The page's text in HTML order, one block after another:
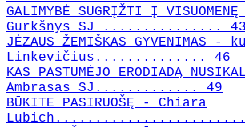
GALIMYBĖ SUGRĮŽTI Į
Gurkšnys SJ ............... 43
JĖZAUS ŽEMIŠKAS GYVENIMAS -
Linkevičius.............. 46
KAS PASTŪMĖJO ERODIADĄ
Ambrasas SJ............. 49
BŪKITE PASIRUOŠĘ - Chiara